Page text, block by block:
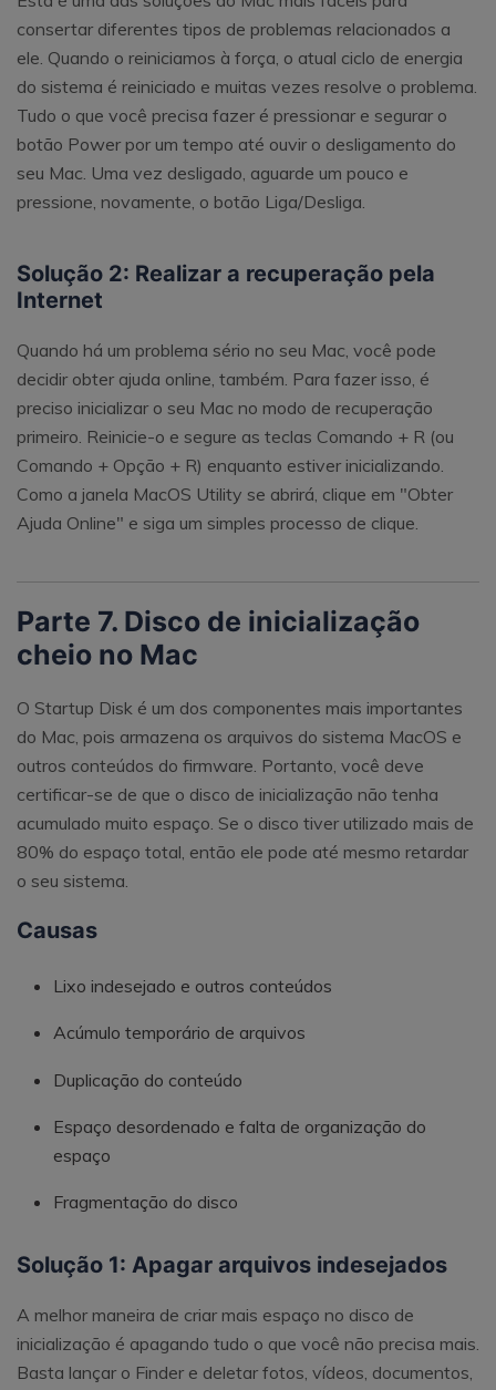
consertar diferentes tipos de problemas relacionados a
ele. Quando o reiniciamos à força, o atual ciclo de energia
do sistema é reiniciado e muitas vezes resolve o problema.
Tudo o que você precisa fazer é pressionar e segurar o
botão Power por um tempo até ouvir o desligamento do
seu Mac. Uma vez desligado, aguarde um pouco e
pressione, novamente, o botão Liga/Desliga.
Solução 2: Realizar a recuperação pela
Internet
Quando há um problema sério no seu Mac, você pode
decidir obter ajuda online, também. Para fazer isso, é
preciso inicializar o seu Mac no modo de recuperação
primeiro. Reinicie-o e segure as teclas Comando + R (ou
Comando + Opção + R) enquanto estiver inicializando.
Como a janela MacOS Utility se abrirá, clique em "Obter
Ajuda Online" e siga um simples processo de clique.
Parte 7. Disco de inicialização
cheio no Mac
O Startup Disk é um dos componentes mais importantes
do Mac, pois armazena os arquivos do sistema MacOS e
outros conteúdos do firmware. Portanto, você deve
certificar-se de que o disco de inicialização não tenha
acumulado muito espaço. Se o disco tiver utilizado mais de
80% do espaço total, então ele pode até mesmo retardar
o seu sistema.
Causas
Lixo indesejado e outros conteúdos
Acúmulo temporário de arquivos
Duplicação do conteúdo
Espaço desordenado e falta de organização do
espaço
Fragmentação do disco
Solução 1: Apagar arquivos indesejados
A melhor maneira de criar mais espaço no disco de
inicialização é apagando tudo o que você não precisa mais.
Basta lançar o Finder e deletar fotos, vídeos, documentos,